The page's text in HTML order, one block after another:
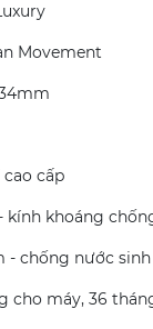
Movement
cấp
kính khoáng
- chống nước
cho máy, 36